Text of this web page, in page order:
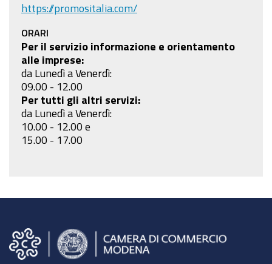
https://promositalia.com/
ORARI
Per il servizio informazione e orientamento
alle imprese:
da Lunedì a Venerdì:
09.00 - 12.00
Per tutti gli altri servizi:
da Lunedì a Venerdì:
10.00 - 12.00 e
15.00 - 17.00